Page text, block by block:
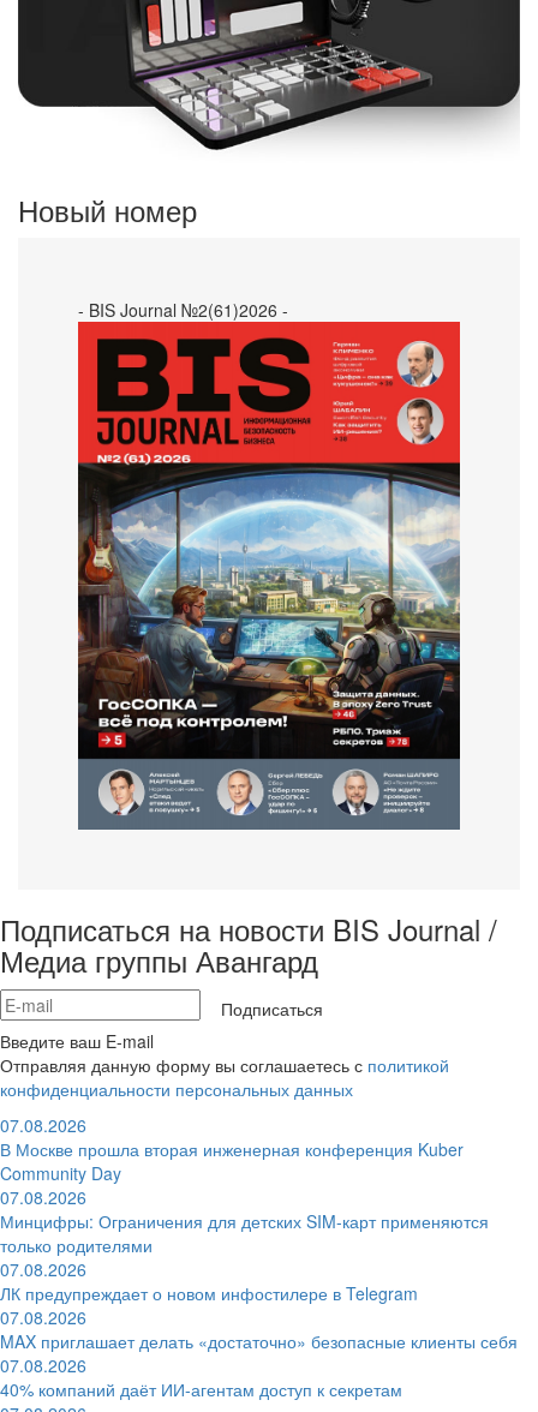
Новый номер
- BIS Journal №2(61)2026 -
Подписаться на новости BIS Journal /
Медиа группы Авангард
Подписаться
Введите ваш E-mail
Отправляя данную форму вы соглашаетесь с политикой
конфиденциальности персональных данных
07.08.2026
В Москве прошла вторая инженерная конференция Kuber
Community Day
07.08.2026
Минцифры: Ограничения для детских SIM-карт применяются
только родителями
07.08.2026
ЛК предупреждает о новом инфостилере в Telegram
07.08.2026
MAX приглашает делать «достаточно» безопасные клиенты себя
07.08.2026
40% компаний даёт ИИ‑агентам доступ к секретам